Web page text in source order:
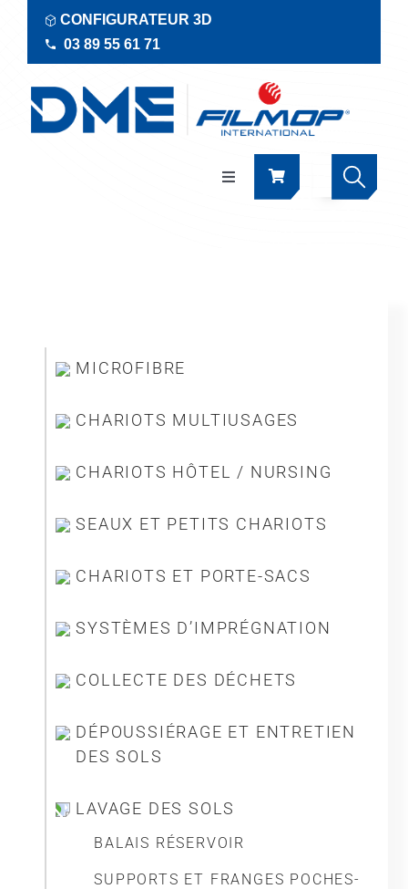
contenu
CONFIGURATEUR 3D
03 89 55 61 71
Navigation
Documentations
Société
MICROFIBRE
CHARIOTS MULTIUSAGES
CHARIOTS HÔTEL / NURSING
SEAUX ET PETITS CHARIOTS
CHARIOTS ET PORTE-SACS
SYSTÈMES D’IMPRÉGNATION
COLLECTE DES DÉCHETS
DÉPOUSSIÉRAGE ET ENTRETIEN
DES SOLS
LAVAGE DES SOLS
BALAIS RÉSERVOIR
SUPPORTS ET FRANGES POCHES-